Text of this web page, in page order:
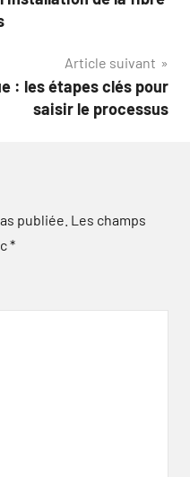
Article suivant
: les étapes clés pour
saisir le processus
publiée. Les champs
*